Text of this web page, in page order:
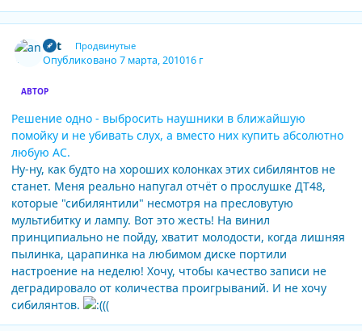
ant Продвинутые
Опубликовано7 марта, 201016 г
АВТОР
Решение одно - выбросить наушники в ближайшую
помойку и не убивать слух, а вместо них купить абсолютно
любую АС.
Ну-ну, как будто на хороших колонках этих сибилянтов не
станет. Меня реально напугал отчёт о прослушке ДТ48,
которые "сибилянтили" несмотря на пресловутую
мультибитку и лампу. Вот это жесть! На винил
принципиально не пойду, хватит молодости, когда лишняя
пылинка, царапинка на любимом диске портили
настроение на неделю! Хочу, чтобы качество записи не
деградировало от количества проигрываний. И не хочу
сибилянтов.